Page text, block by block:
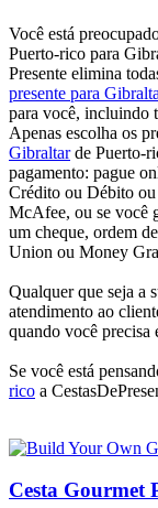
Você está
Puerto-rico para
Presente elimina
presente para
para você, incluindo
Apenas escolha os
Gibraltarde Puerto-
pagamento: pague
Crédito ou Débito ou
McAfee, ou se você
um cheque, ordem
Union ou Money
Qualquer que seja a
atendimento ao
quando você precisa
Se você está
rico a
Cesta Gourmet